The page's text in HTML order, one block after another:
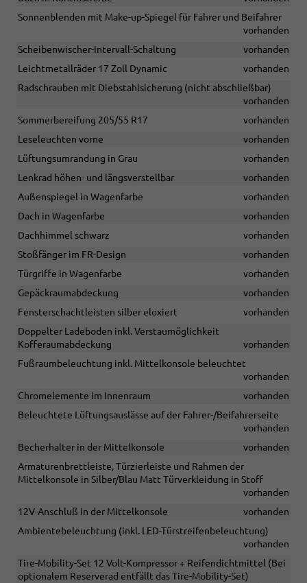
Sonnenblenden mit Make-up-Spiegel für Fahrer und Beifahrer
vorhanden
Scheibenwischer-Intervall-Schaltung
vorhanden
Leichtmetallräder 17 Zoll Dynamic
vorhanden
Radschrauben mit Diebstahlsicherung (nicht abschließbar)
vorhanden
Sommerbereifung 205/55 R17
vorhanden
Leseleuchten vorne
vorhanden
Lüftungsumrandung in Grau
vorhanden
Lenkrad höhen- und längsverstellbar
vorhanden
Außenspiegel in Wagenfarbe
vorhanden
Dach in Wagenfarbe
vorhanden
Dachhimmel schwarz
vorhanden
Stoßfänger im FR-Design
vorhanden
Türgriffe in Wagenfarbe
vorhanden
Gepäckraumabdeckung
vorhanden
Fensterschachtleisten silber eloxiert
vorhanden
Doppelter Ladeboden inkl. Verstaumöglichkeit
Kofferaumabdeckung
vorhanden
Fußraumbeleuchtung inkl. Mittelkonsole beleuchtet
vorhanden
Chromelemente im Innenraum
vorhanden
Beleuchtete Lüftungsauslässe auf der Fahrer-/Beifahrerseite
vorhanden
Becherhalter in der Mittelkonsole
vorhanden
Armaturenbrettleiste, Türzierleiste und Rahmen der
Mittelkonsole in Silber/Blau Matt Türverkleidung in Stoff
vorhanden
12V-Anschluß in der Mittelkonsole
vorhanden
Ambientebeleuchtung (inkl. LED-Türstreifenbeleuchtung)
vorhanden
Tire-Mobility-Set 12 Volt-Kompressor + Reifendichtmittel (Bei
optionalem Reserverad entfällt das Tire-Mobility-Set)